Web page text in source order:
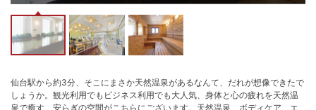
仙台駅から約3分、そこにまさか天然温泉があるなんて、だれが想像できたで
しょうか。観光利用でもビジネス利用でも大人気、身体と心の疲れを天然温
泉で癒す、安らぎの空間がこちらにございます。天然温泉、ボディケア、エ